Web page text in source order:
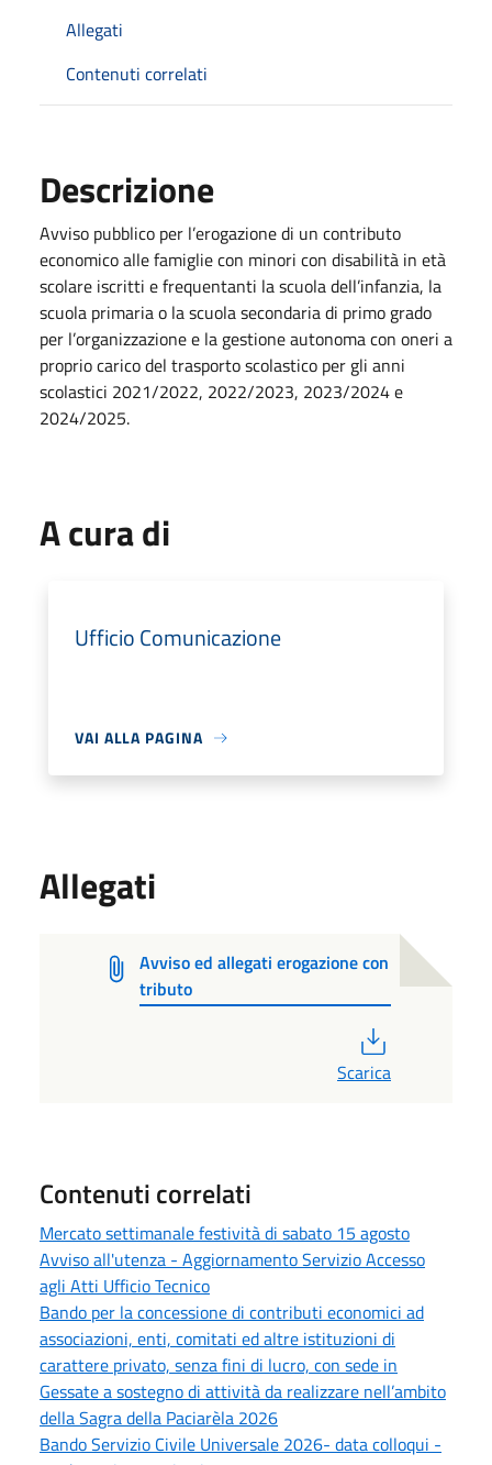
Allegati
Contenuti correlati
Descrizione
Avviso pubblico per l’erogazione di un contributo
economico alle famiglie con minori con disabilità in età
scolare iscritti e frequentanti la scuola dell’infanzia, la
scuola primaria o la scuola secondaria di primo grado
per l’organizzazione e la gestione autonoma con oneri a
proprio carico del trasporto scolastico per gli anni
scolastici 2021/2022, 2022/2023, 2023/2024 e
2024/2025.
A cura di
Ufficio Comunicazione
VAI ALLA PAGINA
Allegati
Avviso ed allegati erogazione con
tributo
Scarica
Contenuti correlati
Mercato settimanale festività di sabato 15 agosto
Avviso all'utenza - Aggiornamento Servizio Accesso
agli Atti Ufficio Tecnico
Bando per la concessione di contributi economici ad
associazioni, enti, comitati ed altre istituzioni di
carattere privato, senza fini di lucro, con sede in
Gessate a sostegno di attività da realizzare nell’ambito
della Sagra della Paciarèla 2026
Bando Servizio Civile Universale 2026- data colloqui -